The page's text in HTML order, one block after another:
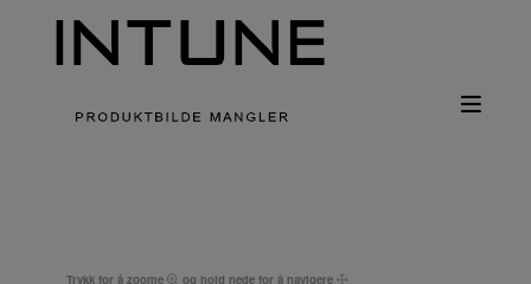
Trykk for å zoome og hold nede for å navigere